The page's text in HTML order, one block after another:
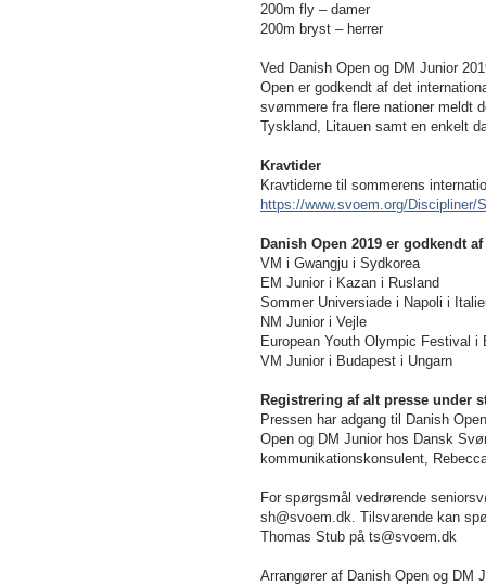
200m fly – damer
200m bryst – herrer
Ved Danish Open og DM Junior
Open er godkendt af det
svømmere fra flere nationer meldt
Tyskland, Litauen samt en enkelt
Kravtider
Kravtiderne til sommerens
https://www.svoem.org/Discipliner/
Danish Open 2019 er godkendt
VM i Gwangju i Sydkorea
EM Junior i Kazan i Rusland
Sommer Universiade i Napoli i
NM Junior i Vejle
European Youth Olympic Festival i
VM Junior i Budapest i Ungarn
Registrering af alt presse under
Pressen har adgang til Danish
Open og DM Junior hos Dansk
kommunikationskonsulent,
For spørgsmål vedrørende
sh@svoem.dk. Tilsvarende kan
Thomas Stub på ts@svoem.dk
Arrangører af Danish Open og DM